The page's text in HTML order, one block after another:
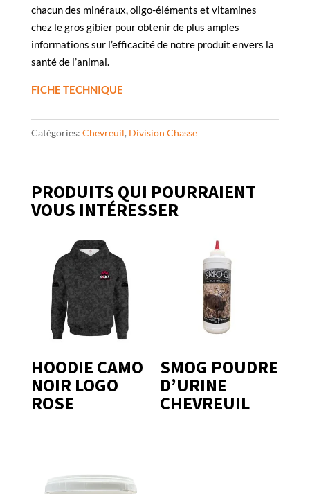
chacun des minéraux, oligo-éléments et vitamines
chez le gros gibier pour obtenir de plus amples
informations sur l’efficacité de notre produit envers la
santé de l’animal.
FICHE TECHNIQUE
Catégories: Chevreuil, Division Chasse
PRODUITS QUI POURRAIENT
VOUS INTÉRESSER
HOODIE CAMO
NOIR LOGO
ROSE
SMOG POUDRE
D’URINE
CHEVREUIL